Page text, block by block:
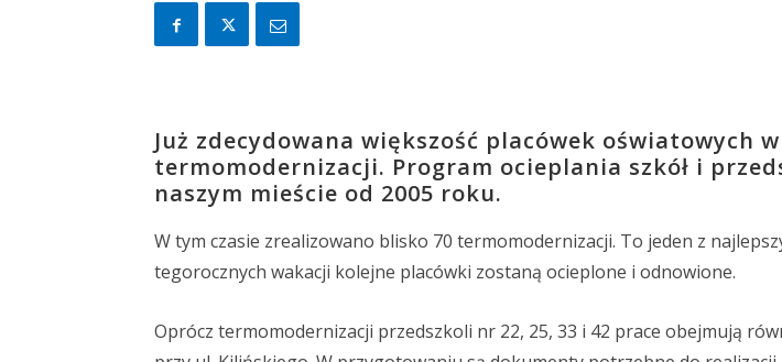
Już zdecydowana większość placówek oświatowych
termomodernizacji. Program ocieplania szkół i
naszym mieście od 2005 roku.
W tym czasie zrealizowano blisko 70 termomodernizacji. To jeden z
tegorocznych wakacji kolejne placówki zostaną ocieplone i odnowione.
Oprócz termomodernizacji przedszkoli nr 22, 25, 33 i 42 prace obejmują